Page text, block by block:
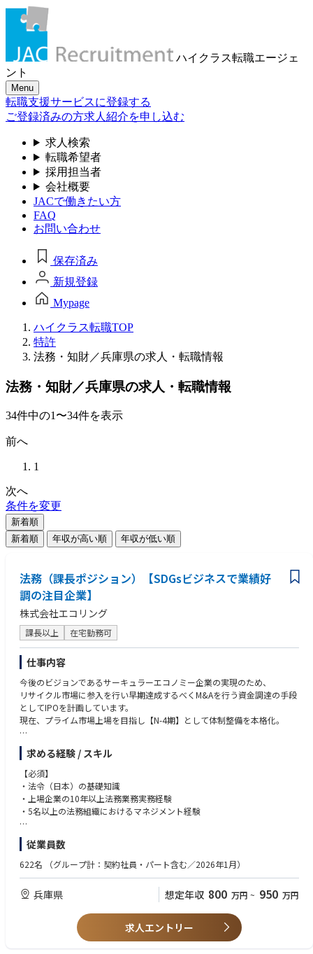
ハイクラス転職エージェ
ント
Menu
転職支援サービスに登録する
ご登録済みの方求人紹介を申し込む
求人検索
転職希望者
採用担当者
会社概要
JACで働きたい方
FAQ
お問い合わせ
保存済み
新規登録
Mypage
ハイクラス転職TOP
特許
法務・知財／兵庫県の求人・転職情報
法務・知財／兵庫県の求人・転職情報
34件中の1〜34件を表示
前へ
1
次へ
条件を変更
新着順
新着順
年収が高い順 年収が低い順
法務（課長ポジション）【SDGsビジネスで業績好
調の注目企業】
株式会社エコリング
課長以上 在宅勤務可
仕事内容
今後のビジョンであるサーキュラーエコノミー企業の実現のため、
リサイクル市場に参入を行い早期達成するべくM&Aを行う資金調達の手段
としてIPOを計画しています。
現在、プライム市場上場を目指し【N-4期】として体制整備を本格化。
■仕事内容
法務実務全般を幅広くお任せするとともに、部署をリードして将来的には
責任者となっていただける幹部候補の募集です。
少数精鋭の法務部門のマネージャー候補として、部下3名をマネジメント
していただきます。
＜主な業務内容＞
・契約書作成・リーガルチェック（和文中心）
・クラウドサインでの契約締結業務
・取引前の企業調査（反社・レピュテーションチェック）
・商標・特許・意匠の管理と対応（弁理士との折衝含む）
・許認可申請および対応
・古物営業法、景表法、特商法などの法令遵守確認
・弁護士との連携や訴訟対応、内容証明作成
求める経験 / スキル
【必須】
・法令（日本）の基礎知識
・上場企業の10年以上法務業務実務経験
・5名以上の法務組織におけるマネジメント経験
【歓迎】
・弁護士（USローヤー含む）、司法書士等の士業
・ロースクール修了者
・姫路本社まで出張可能な方（半年で３～４回程度発生します）
・英語力（ビジネスレベル）
・新会社設立に関するご経験
・M&A実務対応のご経験（SPA・PMI等）
・訴訟・調停案件を含む事業活動上のトラブル解決のご経験
従業員数
622名 （グループ計：契約社員・パート含む／2026年1月）
兵庫県 想定年収 800 万円 ~ 950 万円
求人エントリー